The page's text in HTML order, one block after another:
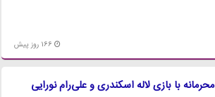
166 روز پیش
با بازی لاله اسکندری و علی‌رام نورایی